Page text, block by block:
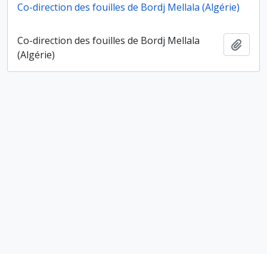
Co-direction des fouilles de Bordj Mellala (Algérie)
Co-direction des fouilles de Bordj Mellala
(Algérie)